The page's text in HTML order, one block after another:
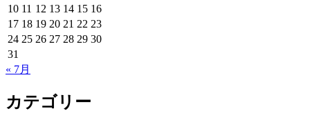
10 11 12 13 14 15 16
17 18 19 20 21 22 23
24 25 26 27 28 29 30
31
« 7月
カテゴリー